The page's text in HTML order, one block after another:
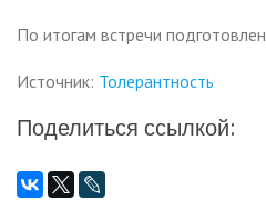
По итогам встречи подготовлен
Источник: Толерантность
Поделиться ссылкой: